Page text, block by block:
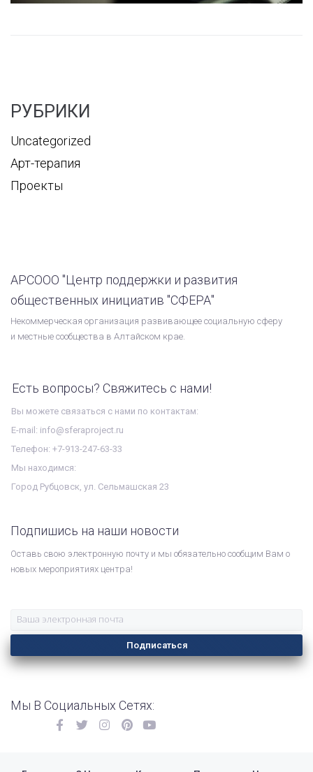
РУБРИКИ
Uncategorized
Арт-терапия
Проекты
АРСООО "Центр поддержки и развития
общественных инициатив "СФЕРА"
Некоммерческая организация развивающее социальную сферу
и местные сообщества в Алтайском крае.
Есть вопросы? Свяжитесь с нами!
Вы можете связаться с нами по контактам:
E-mail: info@sferaproject.ru
Телефон: +7-913-247-63-33
Мы находимся:
Город Рубцовск, ул. Сельмашская 23
Подпишись на наши новости
Оставь свою электронную почту и мы обязательно сообщим Вам о
новых мероприятиях центра!
Подписаться
Мы В Социальных Сетях: